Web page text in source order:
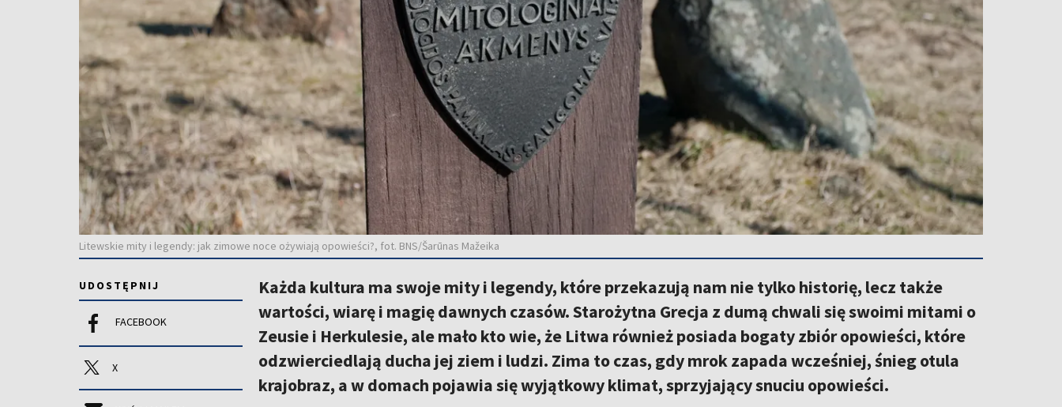
Litewskie mity i legendy: jak zimowe noce ożywiają opowieści?, fot. BNS/Šarūnas Mažeika
UDOSTĘPNIJ
FACEBOOK
X
Każda kultura ma swoje mity i legendy, które przekazują nam nie tylko historię, lecz także
wartości, wiarę i magię dawnych czasów. Starożytna Grecja z dumą chwali się swoimi mitami o
Zeusie i Herkulesie, ale mało kto wie, że Litwa również posiada bogaty zbiór opowieści, które
odzwierciedlają ducha jej ziem i ludzi. Zima to czas, gdy mrok zapada wcześniej, śnieg otula
krajobraz, a w domach pojawia się wyjątkowy klimat, sprzyjający snuciu opowieści.